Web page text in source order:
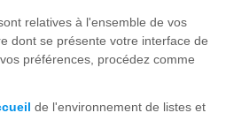
relatives à l'ensemble de vos
dont se présente votre interface de
préférences, procédez comme
de l'environnement de listes et